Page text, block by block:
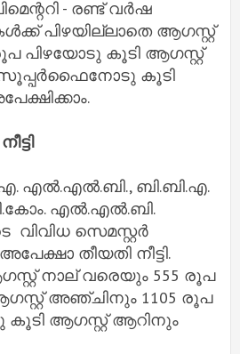
- രണ്ട് വർഷ
പിഴയില്ലാതെ ആഗസ്റ്റ്
പിഴയോടു കൂടി ആഗസ്റ്റ്
സൂപ്പർഫൈനോടു കൂടി
എൽ.എൽ.ബി., ബി.ബി.എ.
എൽ.എൽ.ബി.
വിവിധ സെമസ്റ്റർ
തീയതി നീട്ടി.
നാല് വരെയും 555 രൂപ
അഞ്ചിനും 1105 രൂപ
ആഗസ്റ്റ് ആറിനും